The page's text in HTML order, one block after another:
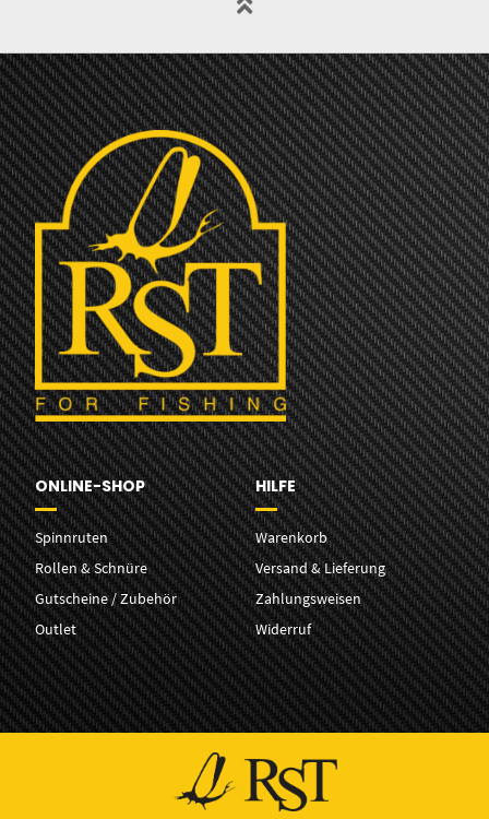
ONLINE-SHOP
Spinnruten
Rollen & Schnüre
Gutscheine / Zubehör
Outlet
HILFE
Warenkorb
Versand & Lieferung
Zahlungsweisen
Widerruf